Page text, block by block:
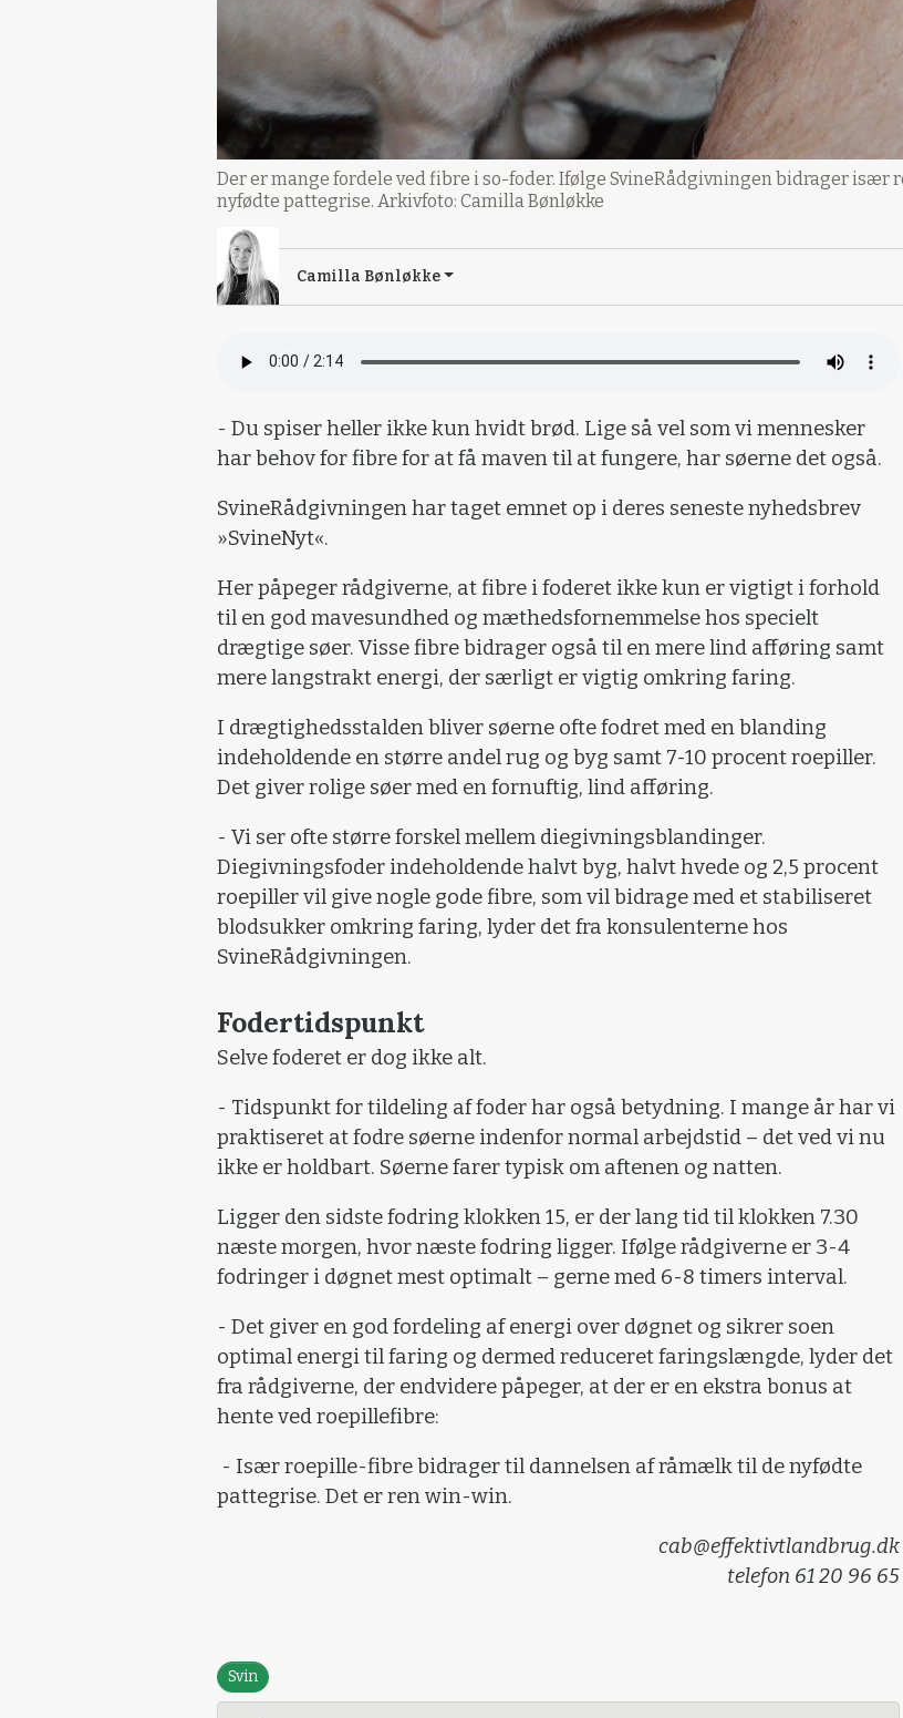
Der er mange fordele ved fibre i so-foder. Ifølge SvineRådgivningen bidrager
nyfødte pattegrise. Arkivfoto: Camilla Bønløkke
Camilla Bønløkke
- Du spiser heller ikke kun hvidt brød. Lige så vel som vi mennesker
har behov for fibre for at få maven til at fungere, har søerne det også.
SvineRådgivningen har taget emnet op i deres seneste nyhedsbrev
»SvineNyt«.
Her påpeger rådgiverne, at fibre i foderet ikke kun er vigtigt i forhold
til en god mavesundhed og mæthedsfornemmelse hos specielt
drægtige søer. Visse fibre bidrager også til en mere lind afføring samt
mere langstrakt energi, der særligt er vigtig omkring faring.
I drægtighedsstalden bliver søerne ofte fodret med en blanding
indeholdende en større andel rug og byg samt 7-10 procent roepiller.
Det giver rolige søer med en fornuftig, lind afføring.
- Vi ser ofte større forskel mellem diegivningsblandinger.
Diegivningsfoder indeholdende halvt byg, halvt hvede og 2,5 procent
roepiller vil give nogle gode fibre, som vil bidrage med et stabiliseret
blodsukker omkring faring, lyder det fra konsulenterne hos
SvineRådgivningen.
Fodertidspunkt
Selve foderet er dog ikke alt.
- Tidspunkt for tildeling af foder har også betydning. I mange år har vi
praktiseret at fodre søerne indenfor normal arbejdstid – det ved vi nu
ikke er holdbart. Søerne farer typisk om aftenen og natten.
Ligger den sidste fodring klokken 15, er der lang tid til klokken 7.30
næste morgen, hvor næste fodring ligger. Ifølge rådgiverne er 3-4
fodringer i døgnet mest optimalt – gerne med 6-8 timers interval.
- Det giver en god fordeling af energi over døgnet og sikrer soen
optimal energi til faring og dermed reduceret faringslængde, lyder det
fra rådgiverne, der endvidere påpeger, at der er en ekstra bonus at
hente ved roepillefibre:
- Især roepille-fibre bidrager til dannelsen af råmælk til de nyfødte
pattegrise. Det er ren win-win.
cab@effektivtlandbrug.dk
telefon 61 20 96 65
Svin